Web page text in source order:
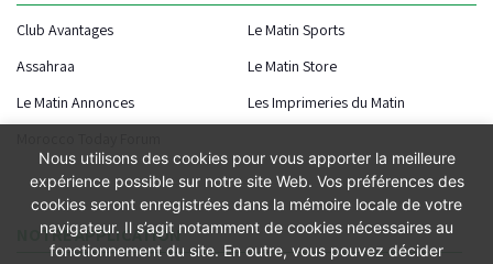
Club Avantages
Le Matin Sports
Assahraa
Le Matin Store
Le Matin Annonces
Les Imprimeries du Matin
NOTRE APPLICATION
Nous utilisons des cookies pour vous apporter la meilleure
expérience possible sur notre site Web. Vos préférences des
cookies seront enregistrées dans la mémoire locale de votre
navigateur. Il s’agit notamment de cookies nécessaires au
fonctionnement du site. En outre, vous pouvez décider